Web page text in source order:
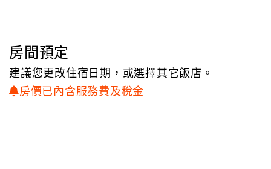
地
圖
顧
房間預定
建議您更改住宿日期，或選擇其它飯店。
房價已內含服務費及稅金